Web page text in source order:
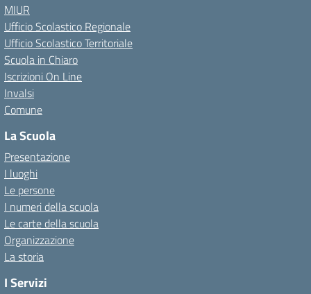
MIUR
Ufficio Scolastico Regionale
Ufficio Scolastico Territoriale
Scuola in Chiaro
Iscrizioni On Line
Invalsi
Comune
La Scuola
Presentazione
I luoghi
Le persone
I numeri della scuola
Le carte della scuola
Organizzazione
La storia
I Servizi